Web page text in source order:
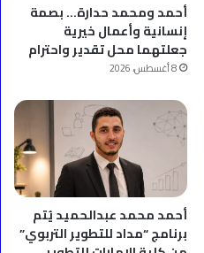
أحمد ومحمد حدارة… بصمة
إنسانية وأعمال خيرية
جعلتهما محل تقدير واحترام
8 أغسطس، 2026
أحمد محمد عبدالحميد يُتم
برنامج “مداد للتطوير التربوي”